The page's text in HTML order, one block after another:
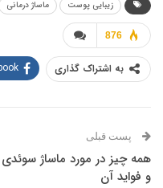
زیبایی پوست ماساژ درمانی
876
به اشتراک گذاری
پست قبلی
همه چیز در مورد ماساژ سوئدی
و فواید آن